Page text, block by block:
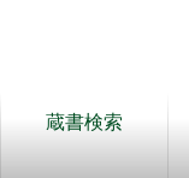
蔵書検索